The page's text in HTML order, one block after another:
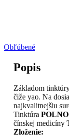
Obľúbené
Popis
Základom
čiže yao. Na
najkvalitnejšiu
Tinktúra
čínskej medicíny
Zloženie: